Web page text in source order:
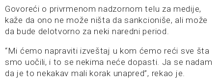
Govoreći o privrmenom nadzornom telu za medije,
kaže da ono ne može ništa da sankcioniše, ali može
da bude delotvorno za neki naredni period.
“Mi ćemo napraviti izveštaj u kom ćemo reći sve šta
smo uočili, i to se nekima neće dopasti. Ja se nadam
da je to nekakav mali korak unapred”, rekao je.